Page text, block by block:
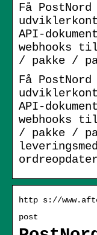
Få
API-
webhooks
/ pakke /
Få
API-
webhooks
/ pakke /
http s://
post